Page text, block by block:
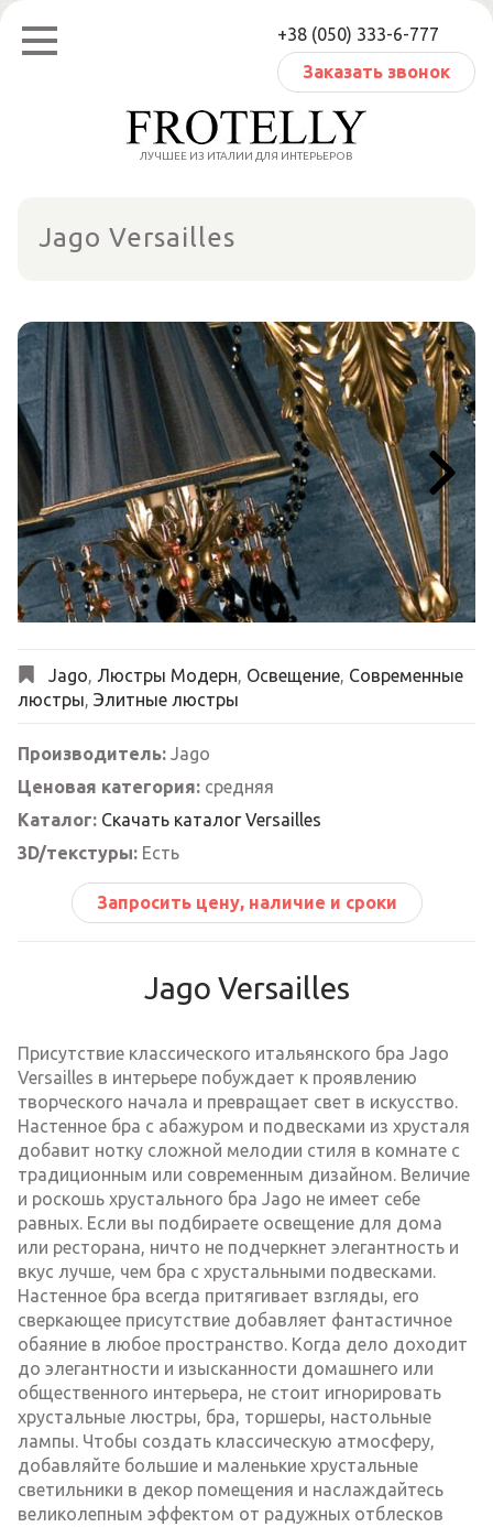
Перейти
содержанию
+38 (050) 333-6-777
Заказать звонок
ЛУЧШЕЕ ИЗ ИТАЛИИ ДЛЯ ИНТЕРЬЕРОВ
Jago Versailles
Next
Jago, Люстры Модерн, Освещение, Современные
люстры, Элитные люстры
Производитель: Jago
Ценовая категория: средняя
Каталог: Скачать каталог Versailles
3D/текстуры: Есть
Запросить цену, наличие и сроки
Jago Versailles
Присутствие классического итальянского бра Jago
Versailles в интерьере побуждает к проявлению
творческого начала и превращает свет в искусство.
Настенное бра с абажуром и подвесками из хрусталя
добавит нотку сложной мелодии стиля в комнате с
традиционным или современным дизайном. Величие
и роскошь хрустального бра Jago не имеет себе
равных. Если вы подбираете освещение для дома
или ресторана, ничто не подчеркнет элегантность и
вкус лучше, чем бра с хрустальными подвесками.
Настенное бра всегда притягивает взгляды, его
сверкающее присутствие добавляет фантастичное
обаяние в любое пространство. Когда дело доходит
до элегантности и изысканности домашнего или
общественного интерьера, не стоит игнорировать
хрустальные люстры, бра, торшеры, настольные
лампы. Чтобы создать классическую атмосферу,
добавляйте большие и маленькие хрустальные
светильники в декор помещения и наслаждайтесь
великолепным эффектом от радужных отблесков